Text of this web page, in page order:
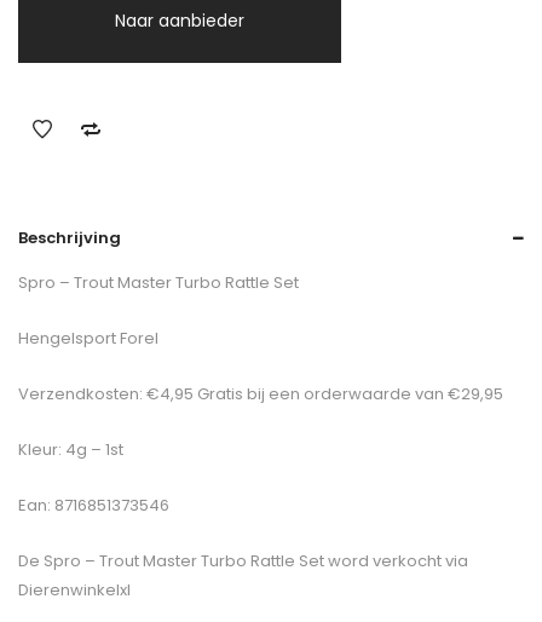
Naar aanbieder
Beschrijving
Spro – Trout Master Turbo Rattle Set
Hengelsport Forel
Verzendkosten: €4,95 Gratis bij een orderwaarde van €29,95
Kleur: 4g – 1st
Ean: 8716851373546
De Spro – Trout Master Turbo Rattle Setword verkocht via
Dierenwinkelxl